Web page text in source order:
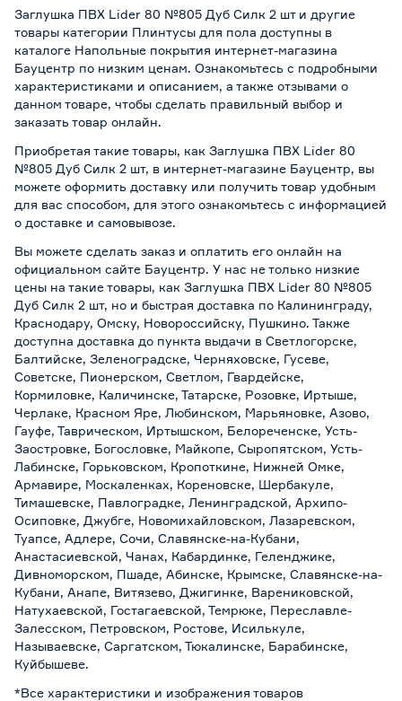
Заглушка ПВХ Lider 80 №805 Дуб Силк 2 шт и другие
товары категории Плинтусы для пола доступны в
каталоге Напольные покрытия интернет-магазина
Бауцентр по низким ценам. Ознакомьтесь с подробными
характеристиками и описанием, а также отзывами о
данном товаре, чтобы сделать правильный выбор и
заказать товар онлайн.
Приобретая такие товары, как Заглушка ПВХ Lider 80
№805 Дуб Силк 2 шт, в интернет-магазине Бауцентр, вы
можете оформить доставку или получить товар удобным
для вас способом, для этого ознакомьтесь с информацией
о доставке и самовывозе.
Вы можете сделать заказ и оплатить его онлайн на
официальном сайте Бауцентр. У нас не только низкие
цены на такие товары, как Заглушка ПВХ Lider 80 №805
Дуб Силк 2 шт, но и быстрая доставка по Калининграду,
Краснодару, Омску, Новороссийску, Пушкино. Также
доступна доставка до пункта выдачи в Светлогорске,
Балтийске, Зеленоградске, Черняховске, Гусеве,
Советске, Пионерском, Светлом, Гвардейске,
Кормиловке, Каличинске, Татарске, Розовке, Иртыше,
Черлаке, Красном Яре, Любинском, Марьяновке, Азово,
Гауфе, Таврическом, Иртышском, Белореченске, Усть-
Заостровке, Богословке, Майкопе, Сыропятском, Усть-
Лабинске, Горьковском, Кропоткине, Нижней Омке,
Армавире, Москаленках, Кореновске, Шербакуле,
Тимашевске, Павлоградке, Ленинградской, Архипо-
Осиповке, Джубге, Новомихайловском, Лазаревском,
Туапсе, Адлере, Сочи, Славянске-на-Кубани,
Анастасиевской, Чанах, Кабардинке, Геленджике,
Дивноморском, Пшаде, Абинске, Крымске, Славянске-на-
Кубани, Анапе, Витязево, Джигинке, Варениковской,
Натухаевской, Гостагаевской, Темрюке, Переславле-
Залесском, Петровском, Ростове, Исилькуле,
Называевске, Саргатском, Тюкалинске, Барабинске,
Куйбышеве.
*Все характеристики и изображения товаров